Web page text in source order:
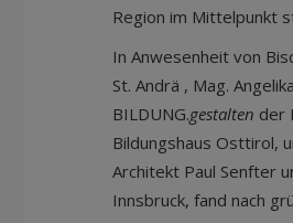
Region im Mittelpunkt
In Anwesenheit von
St. Andrä , Mag.
BILDUNG.gestalten der
Bildungshaus Osttirol,
Architekt Paul Senfter
Innsbruck, fand nach